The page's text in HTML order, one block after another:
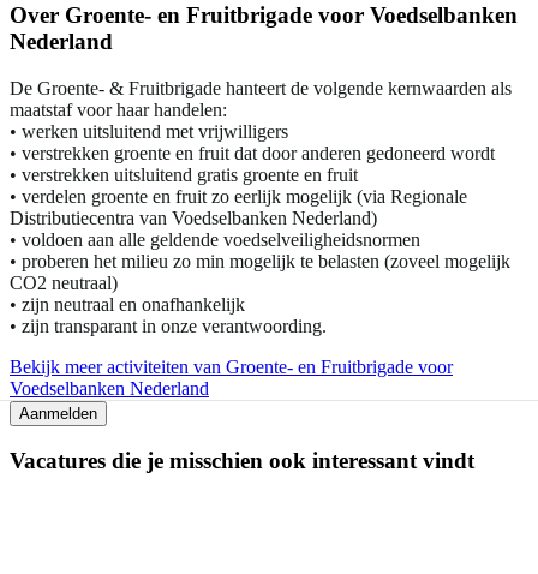
Over Groente- en Fruitbrigade voor Voedselbanken
Nederland
De Groente- & Fruitbrigade hanteert de volgende kernwaarden als
maatstaf voor haar handelen:
• werken uitsluitend met vrijwilligers
• verstrekken groente en fruit dat door anderen gedoneerd wordt
• verstrekken uitsluitend gratis groente en fruit
• verdelen groente en fruit zo eerlijk mogelijk (via Regionale
Distributiecentra van Voedselbanken Nederland)
• voldoen aan alle geldende voedselveiligheidsnormen
• proberen het milieu zo min mogelijk te belasten (zoveel mogelijk
CO2 neutraal)
• zijn neutraal en onafhankelijk
• zijn transparant in onze verantwoording.
Bekijk meer activiteiten van Groente- en Fruitbrigade voor
Voedselbanken Nederland
Aanmelden
Vacatures die je misschien ook interessant vindt